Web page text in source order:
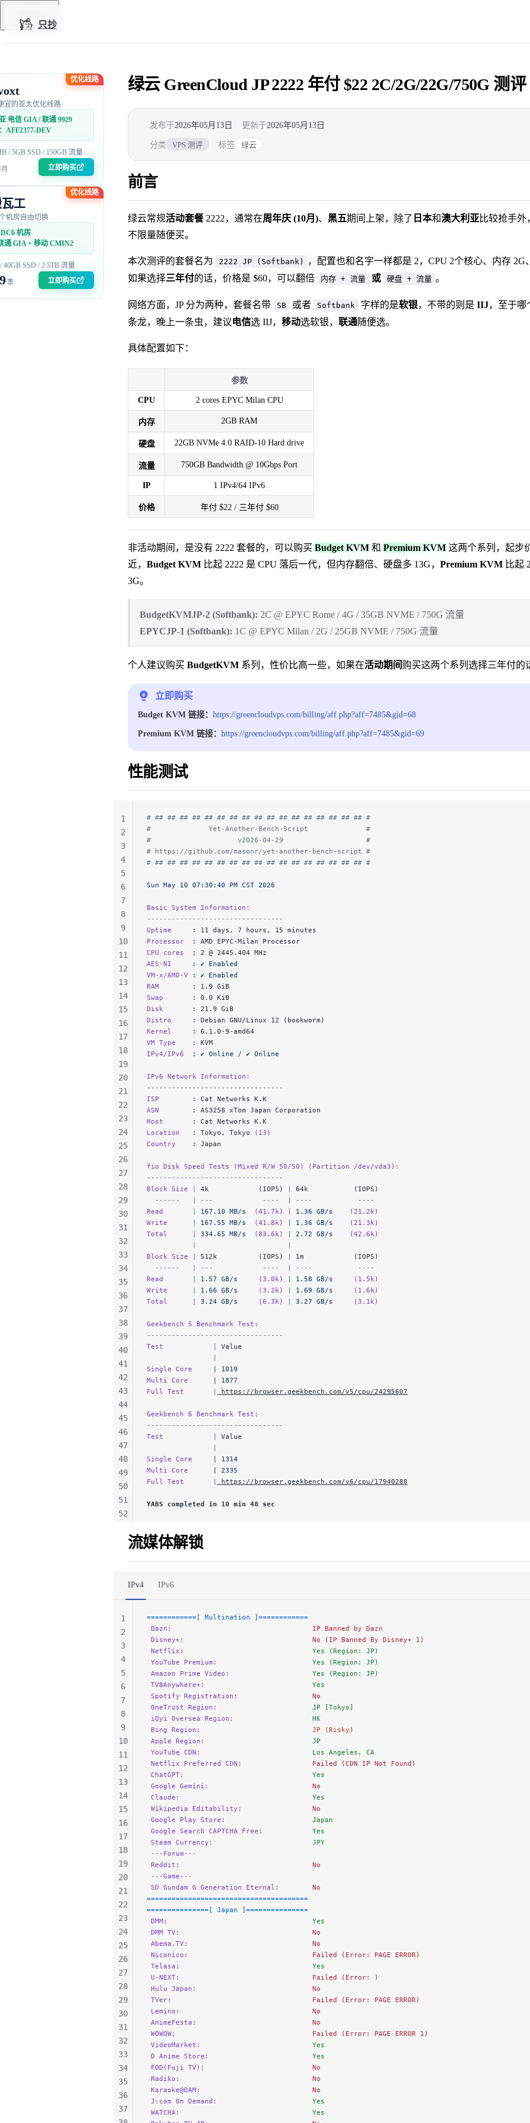
只抄
绿云 GreenCloud JP 2222 年付 $22 2C/2G/22G/750G 测评
发布于2026年05月13日 更新于2026年05月13日
分类 VPS 测评 标签 绿云
前言
绿云常规活动套餐 2222，通常在周年庆 (10月)、 黑五期间上架，除了 日本和澳大利亚比较抢手
不限量随便买。
本次测评的套餐名为 2222 JP (Softbank)
，配置也和名字一样都是 2，CPU 2个核心、内存
如果选择三年付的话，价格是 $60，可以翻倍 内存 + 流量 或 硬盘 + 流量 。
网络方面，JP 分为两种，套餐名带 SB 或者 Softbank 字样的是软银，不带的则是 IIJ，至于哪
条龙，晚上一条虫，建议电信选 IIJ， 移动选软银， 联通随便选。
具体配置如下：
参数
CPU 2 cores EPYC Milan CPU
内存 2GB RAM
硬盘 22GB NVMe 4.0 RAID-10 Hard drive
流量 750GB Bandwidth @ 10Gbps Port
IP 1 IPv4/64 IPv6
价格 年付 $22 / 三年付 $60
非活动期间，是没有 2222 套餐的，可以购买 Budget KVM 和 Premium KVM 这两个系列，起步
近， Budget KVM 比起 2222 是 CPU 落后一代，但内存翻倍、硬盘多 13G， Premium KVM 比起
3G。
BudgetKVMJP-2 (Softbank): 2C @ EPYC Rome / 4G / 35GB NVME / 750G 流量
EPYCJP-1 (Softbank): 1C @ EPYC Milan / 2G / 25GB NVME / 750G 流量
个人建议购买 BudgetKVM 系列，性价比高一些，如果在活动期间 购买这两个系列选择三年付
立即购买
Budget KVM 链接： https://greencloudvps.com/billing/aff.php?aff=7485&gid=68
Premium KVM 链接： https://greencloudvps.com/billing/aff.php?aff=7485&gid=69
性能测试
# ## ## ## ## ## ## ## ## ## ## ## ## ## ## ## ## ## #
#              Yet-Another-Bench-Script              #
#                     v2026-04-29                    #
# https://github.com/masonr/yet-another-bench-script #
# ## ## ## ## ## ## ## ## ## ## ## ## ## ## ## ## ## #
Sun May 10 07:30:40 PM CST 2026
Basic System Information:
---------------------------------
Uptime
: 11 days, 7 hours, 15 minutes
Processor
: AMD EPYC-Milan Processor
CPU cores
: 2 @ 2445.404 MHz
AES-NI
: ✔ Enabled
VM-x/AMD-V
: ✔ Enabled
RAM
: 1.9 GiB
Swap
: 0.0 KiB
Disk
: 21.9 GiB
Distro
: Debian GNU/Linux 12 (bookworm)
Kernel
: 6.1.0-9-amd64
VM Type
: KVM
IPv4/IPv6
: ✔ Online / ✔ Online
IPv6 Network Information:
---------------------------------
ISP
: Cat Networks K.K
ASN
: AS3258 xTom Japan Corporation
Host
: Cat Networks K.K
Location
: Tokyo, Tokyo
(13)
Country
: Japan
fio Disk Speed Tests (Mixed R/W 50/50) (Partition /dev/vda3):
---------------------------------
Block Size
| 4k            (IOPS) |
64k           (IOPS)
  ------   | ---            ----  | ----           ----
Read
| 167.10 MB/s
  (41.7k)
| 1.36 GB/s
    (21.2k)
Write
| 167.55 MB/s
  (41.8k)
| 1.36 GB/s
    (21.3k)
Total
| 334.65 MB/s
  (83.6k)
| 2.72 GB/s
    (42.6k)
           |                      |
Block Size
| 512k          (IOPS) |
1m            (IOPS)
  ------   | ---            ----  | ----           ----
Read
| 1.57 GB/s
     (3.0k)
| 1.58 GB/s
     (1.5k)
Write
| 1.66 GB/s
     (3.2k)
| 1.69 GB/s
     (1.6k)
Total
| 3.24 GB/s
     (6.3k)
| 3.27 GB/s
     (3.1k)
Geekbench 5 Benchmark Test:
---------------------------------
Test
|
Value
                |
Single Core
| 1019
Multi Core
| 1877
Full Test
| https://browser.geekbench.com/v5/cpu/24295607
Geekbench 6 Benchmark Test:
---------------------------------
Test
|
Value
                |
Single Core
| 1314
Multi Core
| 2335
Full Test
| https://browser.geekbench.com/v6/cpu/17940288
YABS completed in 10 min 48 sec
1
2
3
4
5
6
7
8
9
10
11
12
13
14
15
16
17
18
19
20
21
22
23
24
25
26
27
28
29
30
31
32
33
34
35
36
37
38
39
40
41
42
43
44
45
46
47
48
49
50
51
52
60
61
62
流媒体解锁
IPv4 IPv6
============[ Multination ]============
Dazn:
                                  IP Banned by Dazn
Disney+:
                               No (IP Banned By Disney+ 1)
Netflix:
                               Yes (Region: JP)
YouTube Premium:
                       Yes (Region: JP)
Amazon Prime Video:
                    Yes (Region: JP)
TVBAnywhere+:
                          Yes
Spotify Registration:
                  No
OneTrust Region:
                       JP [Tokyo]
iQyi Oversea Region:
                   HK
Bing Region:
                           JP (Risky)
Apple Region:
                          JP
YouTube CDN:
                           Los Angeles, CA
Netflix Preferred CDN:
                 Failed (CDN IP Not Found)
ChatGPT:
                               Yes
Google Gemini:
                         No
Claude:
                                Yes
Wikipedia Editability:
                 No
Google Play Store:
                     Japan
Google Search CAPTCHA Free:
            Yes
Steam Currency:
                        JPY
---Forum---
Reddit:
                                No
---Game---
SD Gundam G Generation Eternal:
        No
=======================================
===============[ Japan ]===============
DMM:
                                   Yes
DMM TV:
                                No
Abema.TV:
                              No
Niconico:
                              Failed (Error: PAGE ERROR)
Telasa:
                                Yes
U-NEXT:
                                Failed (Error: )
Hulu Japan:
                            No
TVer:
                                  Failed (Error: PAGE ERROR)
Lemino:
                                No
AnimeFesta:
                            No
WOWOW:
                                 Failed (Error: PAGE ERROR 1)
VideoMarket:
                           Yes
D Anime Store:
                         Yes
FOD(Fuji TV):
                          No
Radiko:
                                No
Karaoke@DAM:
                           No
J:com On Demand:
                       Yes
WATCHA:
                                Yes
1
2
3
4
5
6
7
8
9
10
11
12
13
14
15
16
17
18
19
20
21
22
23
24
25
26
27
28
29
30
31
32
33
34
35
36
37
优化线路
宜的亚太优化线路
电信 GIA / 联通 9929
AFF2377-DEV
/ 5GB SSD / 150GB 流量
立即购买
优化线路
工
机房自由切换
机房
通 GIA + 移动 CMIN2
40GB SSD / 2.5TB 流量
/季 立即购买